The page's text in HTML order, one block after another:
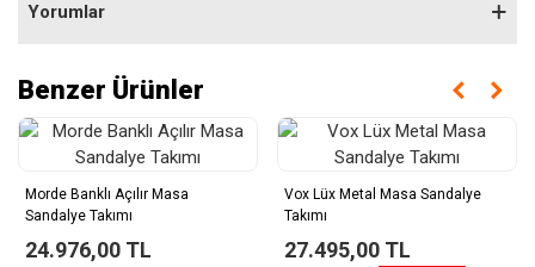
Yorumlar
Benzer Ürünler
Morde Banklı Açılır Masa
Sandalye Takımı
24.976,00 TL
Vox Lüx Metal Masa Sandalye
Takımı
27.495,00 TL